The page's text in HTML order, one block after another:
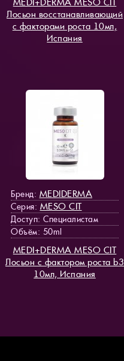
Лосьон восстанавливающий
с факторами роста 10мл,
Испания
Бренд: MEDIDERMA
Серия: MESO СIT
Доступ: Специалистам
Объём: 50ml
MEDI+DERMA MESO СIT
Лосьон с фактором роста b3
10мл, Испания